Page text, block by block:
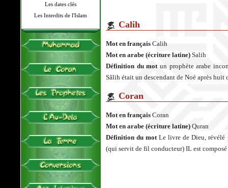
Les dates clés
Les Interdits de l'Islam
Calih
Mot en français Calih
Mot en arabe (écriture latine) Salih
Définition du mot un prophète arabe
Sâlih était un descendant de Noé après huit
Coran
Mot en français Coran
Mot en arabe (écriture latine) Quran
Définition du motLe livre de Dieu, révélé
(qui servit de fil conducteur) IL est composé